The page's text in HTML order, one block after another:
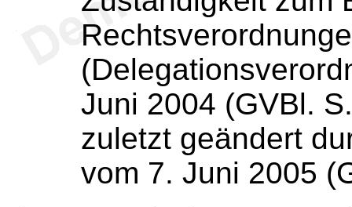
Juni 2004 (GVBl.
zuletzt geändert
vom 7. Juni 2005